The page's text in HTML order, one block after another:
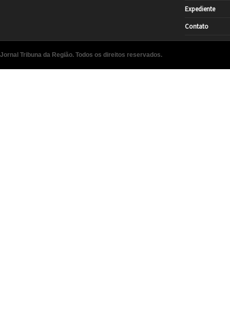
Expediente
Contato
Jornal Tribuna da Região. Todos os direitos reservados.